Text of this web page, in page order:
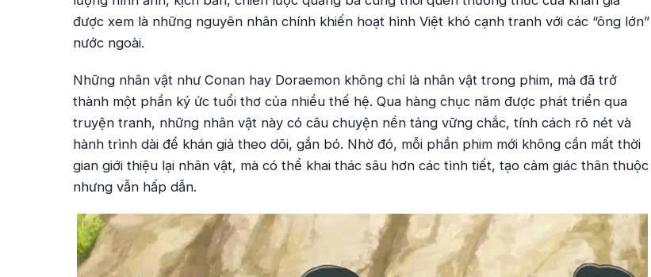
được xem là những nguyên nhân chính khiến hoạt hình Việt khó cạnh tranh với các “ông lớn”
nước ngoài.
Những nhân vật như Conan hay Doraemon không chỉ là nhân vật trong phim, mà đã trở
thành một phần ký ức tuổi thơ của nhiều thế hệ. Qua hàng chục năm được phát triển qua
truyện tranh, những nhân vật này có câu chuyện nền tảng vững chắc, tính cách rõ nét và
hành trình dài để khán giả theo dõi, gắn bó. Nhờ đó, mỗi phần phim mới không cần mất thời
gian giới thiệu lại nhân vật, mà có thể khai thác sâu hơn các tình tiết, tạo cảm giác thân thuộc
nhưng vẫn hấp dẫn.